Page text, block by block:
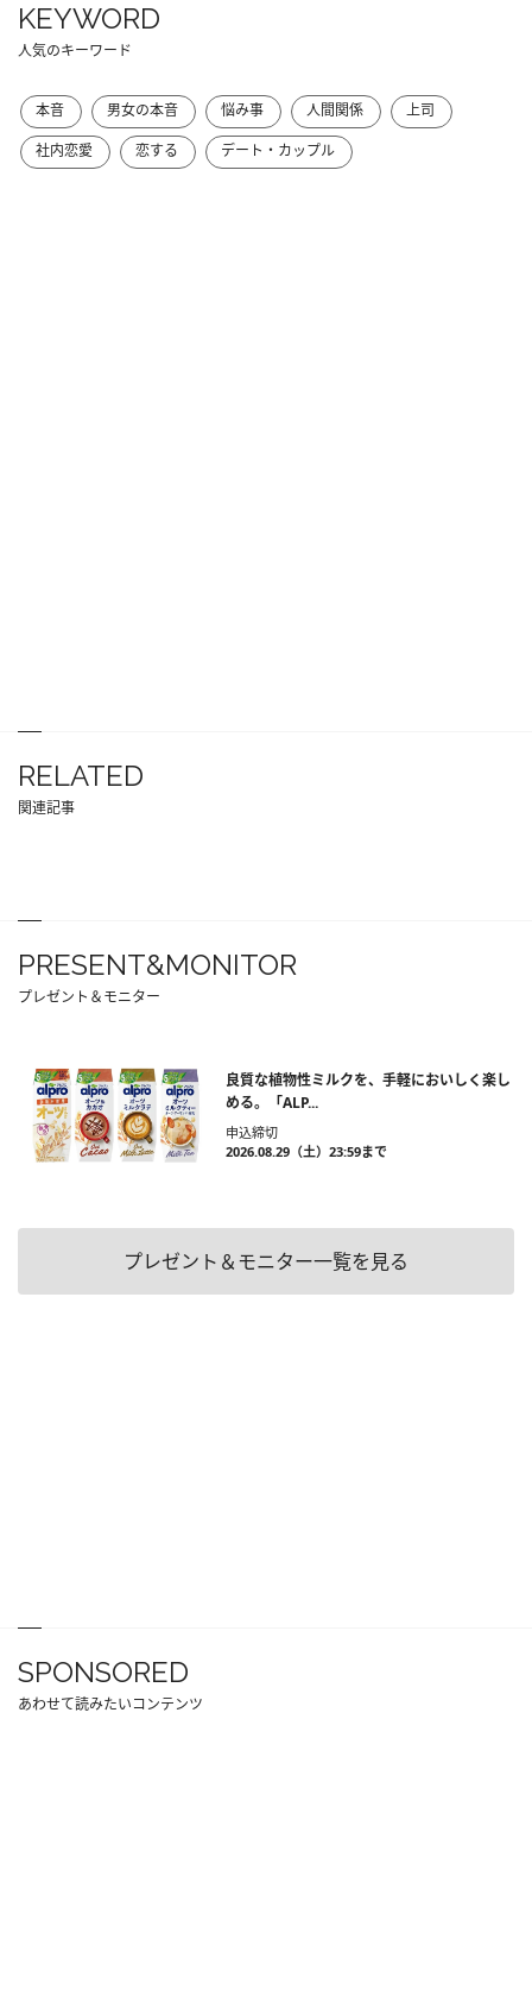
KEYWORD
人気のキーワード
本音 男女の本音 悩み事 人間関係
上司
社内恋愛
恋する デート・カップル
RELATED
関連記事
PRESENT&MONITOR
プレゼント＆モニター
良質な植物性ミルクを、手軽においしく楽し
める。「ALP...
申込締切
2026.08.29（土）23:59まで
プレゼント＆モニター一覧を見る
SPONSORED
あわせて読みたいコンテンツ